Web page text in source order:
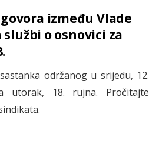
između Vlade
o osnovici za
održanog u srijedu, 12.
utorak, 18. rujna. Pročitajte